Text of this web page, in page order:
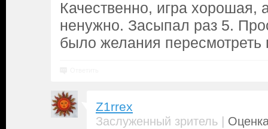
Качественно, игра хорошая,
ненужно. Засыпал раз 5.
было желания
Z1rrex
Заслуженный зритель |